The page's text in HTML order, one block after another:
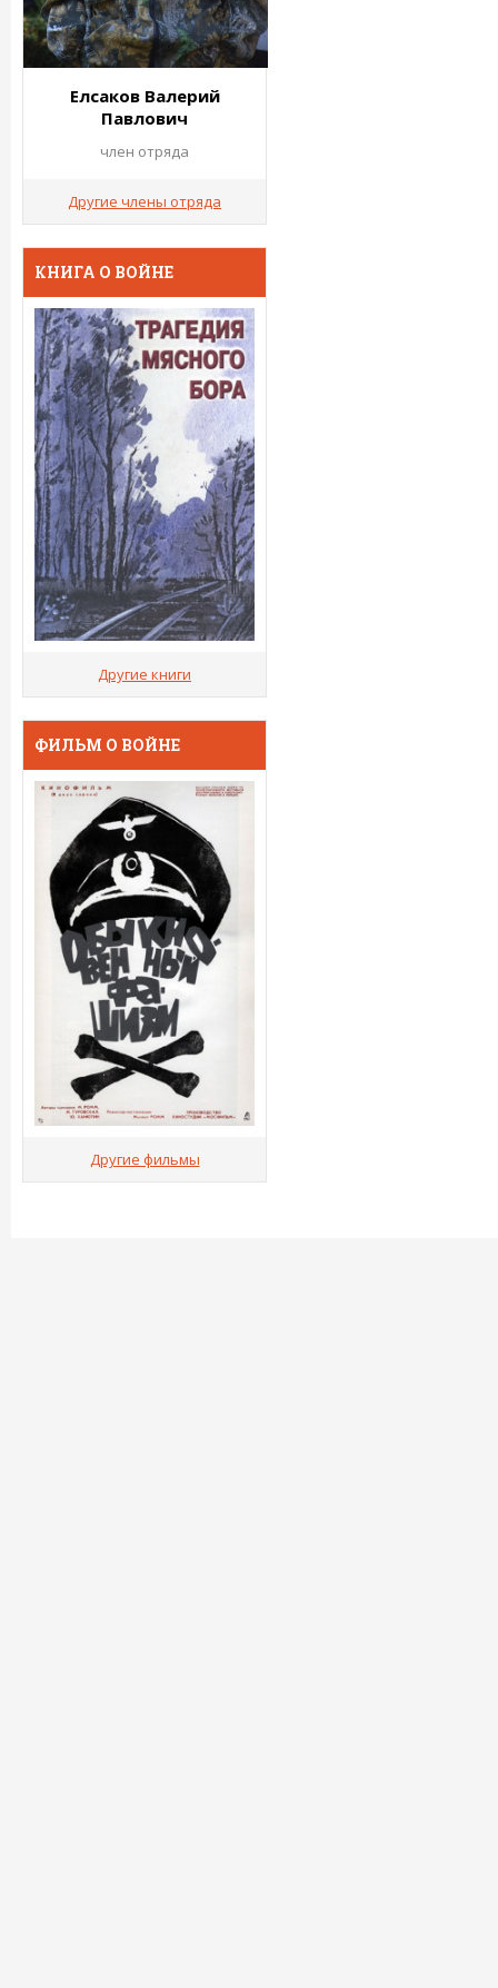
Елсаков Валерий
Павлович
член отряда
Другие члены отряда
КНИГА О ВОЙНЕ
Другие книги
ФИЛЬМ О ВОЙНЕ
Другие фильмы